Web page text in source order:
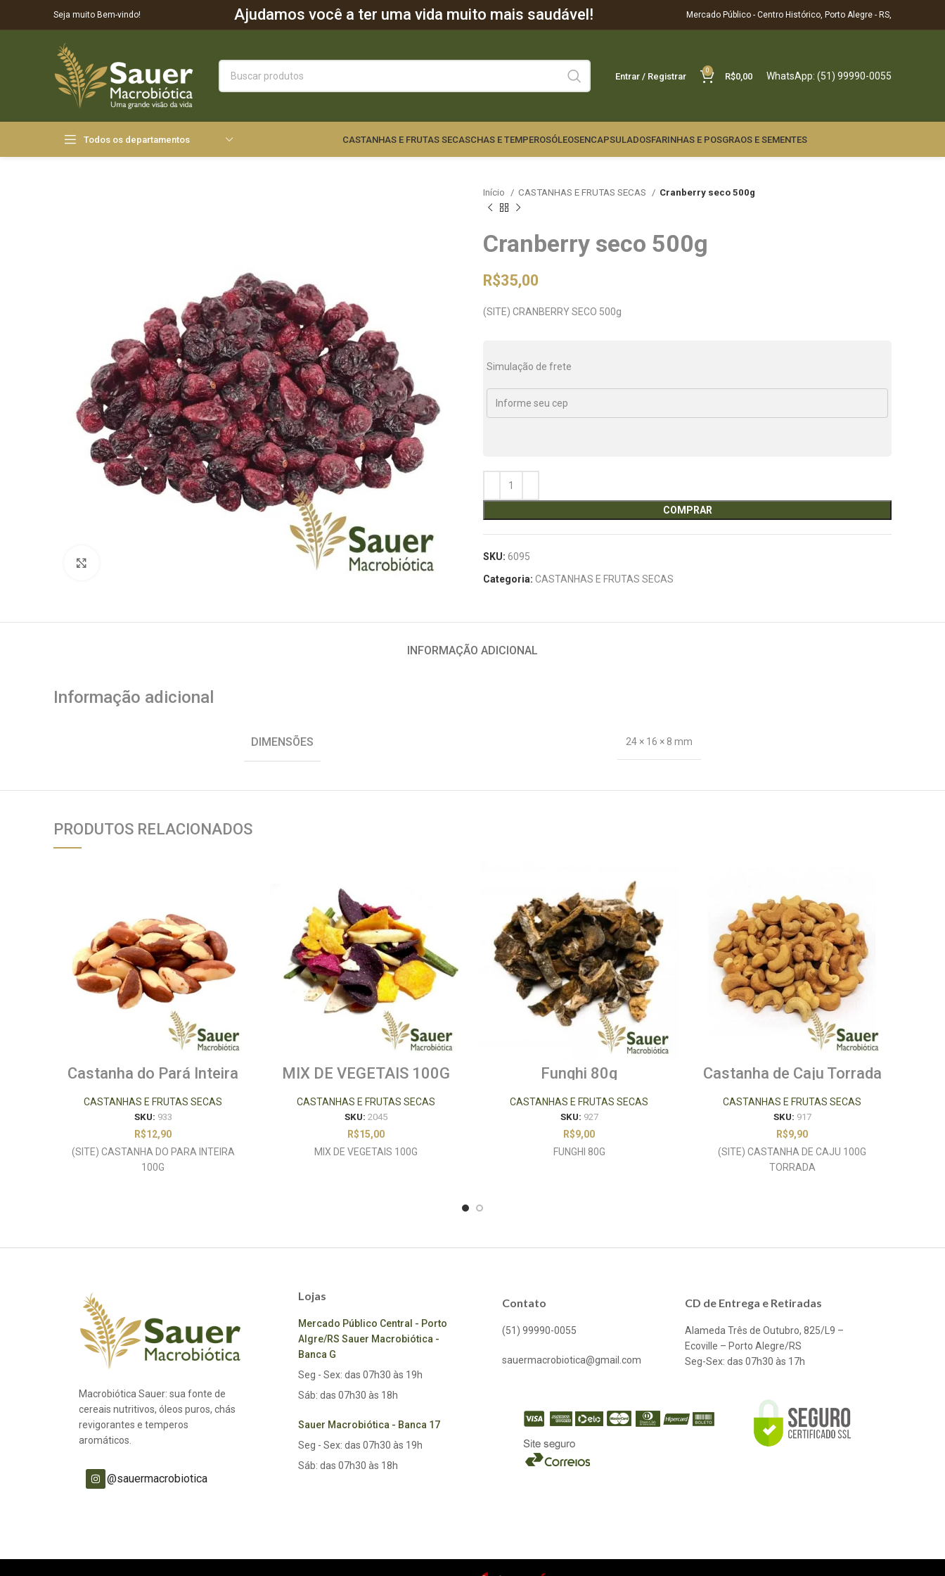
Seja muito Bem-vindo! Ajudamos você a ter uma vida muito mais saudável! Mercado Público - Centro Histórico, Porto Alegre - RS,
Entrar / Registrar
0
R$0,00 WhatsApp: (51) 99990-0055
Todos os departamentos CASTANHAS E FRUTAS SECASCHAS E TEMPEROSÓLEOSENCAPSULADOSFARINHAS E POSGRAOS E SEMENTES
Início CASTANHAS E FRUTAS SECAS Cranberry seco 500g
Cranberry seco 500g
R$35,00
(SITE) CRANBERRY SECO 500g
Simulação de frete
COMPRAR
SKU: 6095
Categoria: CASTANHAS E FRUTAS SECAS
INFORMAÇÃO ADICIONAL
Informação adicional
DIMENSÕES 24 × 16 × 8 mm
PRODUTOS RELACIONADOS
Castanha do Pará Inteira
CASTANHAS E FRUTAS SECAS
SKU: 933
R$12,90
(SITE) CASTANHA DO PARA INTEIRA
100G
MIX DE VEGETAIS 100G
CASTANHAS E FRUTAS SECAS
SKU: 2045
R$15,00
MIX DE VEGETAIS 100G
Funghi 80g
CASTANHAS E FRUTAS SECAS
SKU: 927
R$9,00
FUNGHI 80G
Castanha de Caju Torrada
sem Sal 100g
CASTANHAS E FRUTAS SECAS
SKU: 917
R$9,90
(SITE) CASTANHA DE CAJU 100G
TORRADA
Macrobiótica Sauer: sua fonte de
cereais nutritivos, óleos puros, chás
revigorantes e temperos
aromáticos.
@sauermacrobiotica
Lojas
Mercado Público Central - Porto
Algre/RS Sauer Macrobiótica -
Banca G
Seg - Sex: das 07h30 às 19h
Sáb: das 07h30 às 18h
Sauer Macrobiótica - Banca 17
Seg - Sex: das 07h30 às 19h
Sáb: das 07h30 às 18h
Contato
(51) 99990-0055
sauermacrobiotica@gmail.com
CD de Entrega e Retiradas
Alameda Três de Outubro, 825/L9 –
Ecoville – Porto Alegre/RS
Seg-Sex: das 07h30 às 17h